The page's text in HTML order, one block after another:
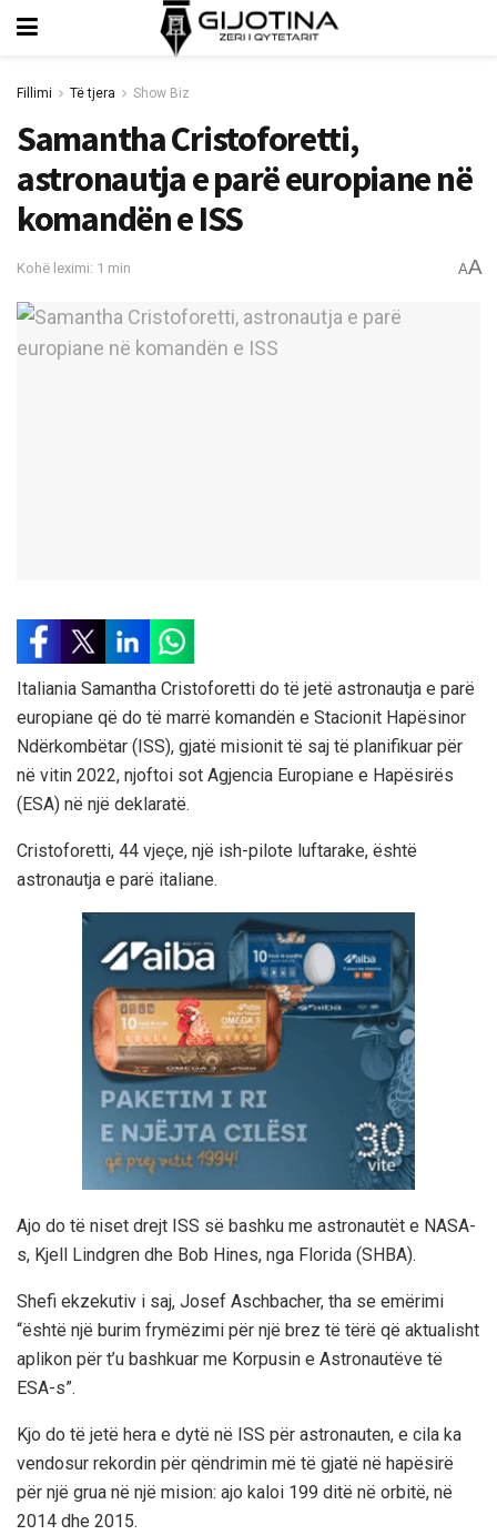
Fillimi Të tjera Show Biz
Samantha Cristoforetti,
astronautja e parë europiane në
komandën e ISS
Kohë leximi: 1 min AA
Italiania Samantha Cristoforetti do të jetë astronautja e parë
europiane që do të marrë komandën e Stacionit Hapësinor
Ndërkombëtar (ISS), gjatë misionit të saj të planifikuar për
në vitin 2022, njoftoi sot Agjencia Europiane e Hapësirës
(ESA) në një deklaratë.
Cristoforetti, 44 vjeçe, një ish-pilote luftarake, është
astronautja e parë italiane.
Ajo do të niset drejt ISS së bashku me astronautët e NASA-
s, Kjell Lindgren dhe Bob Hines, nga Florida (SHBA).
Shefi ekzekutiv i saj, Josef Aschbacher, tha se emërimi
“është një burim frymëzimi për një brez të tërë që aktualisht
aplikon për t’u bashkuar me Korpusin e Astronautëve të
ESA-s”.
Kjo do të jetë hera e dytë në ISS për astronauten, e cila ka
vendosur rekordin për qëndrimin më të gjatë në hapësirë ​​
për një grua në një mision: ajo kaloi 199 ditë në orbitë, në
2014 dhe 2015.